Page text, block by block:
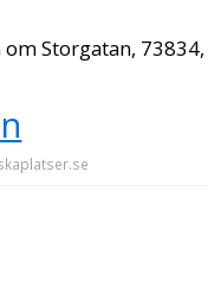
Storgatan, 73834,